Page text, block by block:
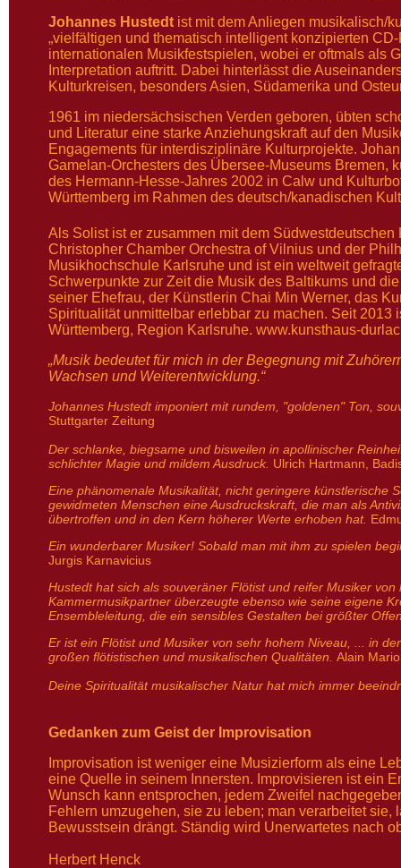
Johannes Hustedt ist mit dem Anliegen musikalisch/
„vielfältigen und thematisch intelligent konzipierten
internationalen Musikfestspielen, wobei er oftmals als
Interpretation auftritt. Dabei hinterlässt die
Kulturkreisen, besonders Asien, Südamerika und
1961 im niedersächsischen Verden geboren, übten
und Literatur eine starke Anziehungskraft auf den
Engagements für interdisziplinäre Kulturprojekte.
Gamelan-Orchesters des Übersee-Museums Bremen,
des Hermann-Hesse-Jahres 2002 in Calw und
Württemberg im Rahmen des deutsch/kanadischen
Als Solist ist er zusammen mit dem
Christopher Chamber Orchestra of Vilnius und der
Musikhochschule Karlsruhe und ist ein weltweit
Schwerpunkte zur Zeit die Musik des Baltikums und
seiner Ehefrau, der Künstlerin Chai Min Werner, das
Spiritualität unmittelbar erlebbar zu machen. Seit
Württemberg, Region Karlsruhe. www.kunsthaus-
„Musik bedeutet für mich in der Begegnung mit
Wachsen und Weiterentwicklung.“
Johannes Hustedt imponiert mit rundem, "goldenen" Ton,
Stuttgarter Zeitung
Der schlanke, biegsame und bisweilen in apollinischer
schlichter Magie und mildem Ausdruck. Ulrich Hartmann,
Eine phänomenale Musikalität, nicht geringere künstlerische
gewidmeten Menschen eine Ausdruckskraft, die man als
übertroffen und in den Kern höherer Werte erhoben hat.
Ein wunderbarer Musiker! Sobald man mit ihm zu spielen
Jurgis Karnavicius
Hustedt hat sich als souveräner Flötist und reifer Musiker
Kammermusikpartner überzeugte ebenso wie seine eigene
Ensembleleitung, die ein sensibles Gestalten bei größter
Er ist ein Flötist und Musiker von sehr hohem Niveau, ... in
großen flötistischen und musikalischen Qualitäten. Alain
Deine Spiritualität musikalischer Natur hat mich immer
Gedanken zum Geist der Improvisation
Improvisation ist weniger eine Musizierform als eine
eine Quelle in seinem Innersten. Improvisieren ist ein
Wunsch kann entsprochen, jedem Zweifel
Fehlern umzugehen, sie zu leben; man verarbeitet
Bewusstsein drängt. Ständig wird Unerwartetes nach
Herbert Henck